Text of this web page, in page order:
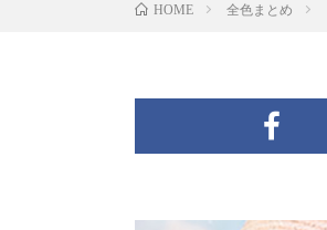
HOME 全色まとめ